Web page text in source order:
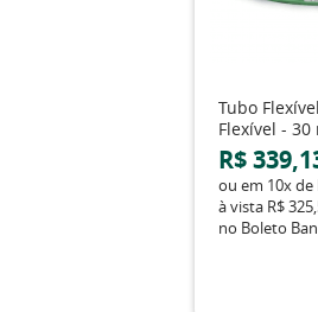
Tubo
Flexível -
R$
ou em 10xde
à vista R$
no Boleto